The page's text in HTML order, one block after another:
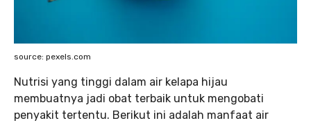
source: pexels.com
Nutrisi yang tinggi dalam air kelapa hijau
membuatnya jadi obat terbaik untuk mengobati
penyakit tertentu. Berikut ini adalah manfaat air